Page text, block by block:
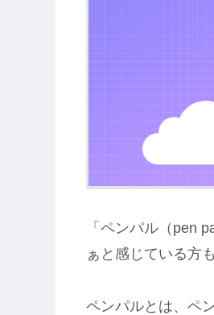
「ペンパル（pen
ぁと感じている方
ペンパルとは、ペ